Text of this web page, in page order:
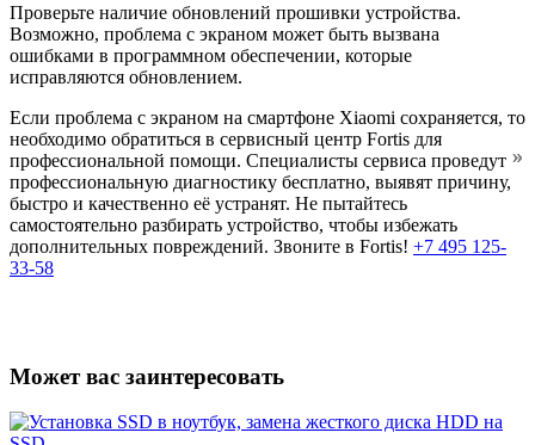
Проверьте наличие обновлений прошивки устройства.
Возможно, проблема с экраном может быть вызвана
ошибками в программном обеспечении, которые
исправляются обновлением.
Если проблема с экраном на смартфоне Xiaomi сохраняется, то
необходимо обратиться в сервисный центр Fortis для
профессиональной помощи. Специалисты сервиса проведут
профессиональную диагностику бесплатно, выявят причину,
быстро и качественно её устранят. Не пытайтесь
самостоятельно разбирать устройство, чтобы избежать
дополнительных повреждений. Звоните в Fortis! +7 495 125-
33-58
Может вас заинтересовать